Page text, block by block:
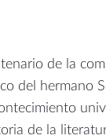
de la
del hermano
de la